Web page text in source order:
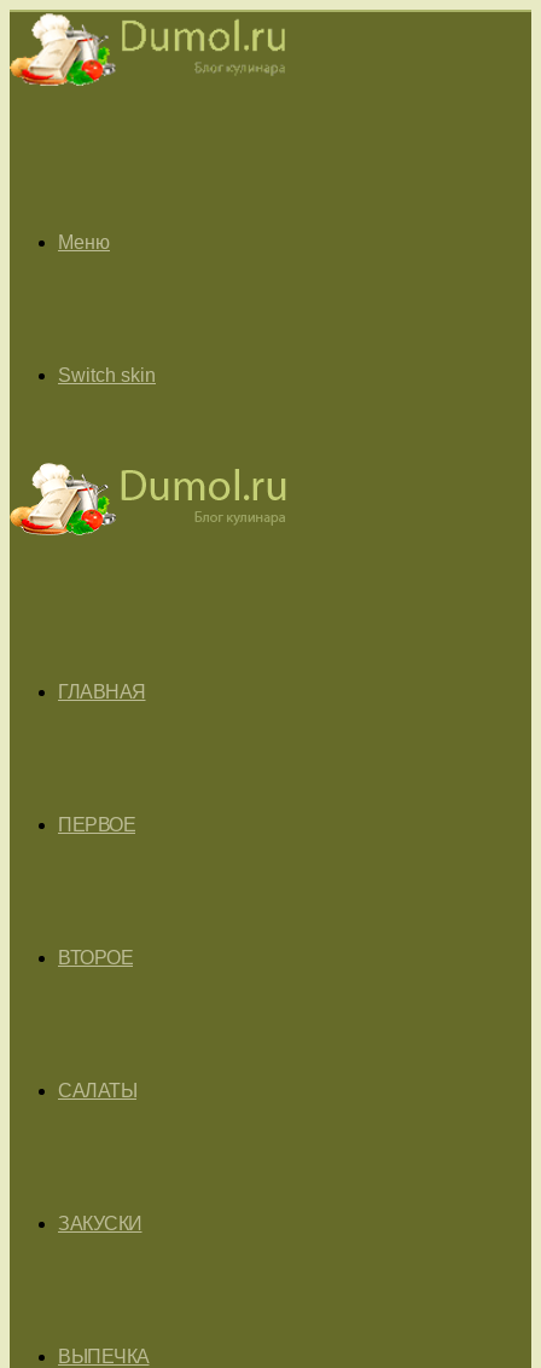
Меню
Switch skin
ГЛАВНАЯ
ПЕРВОЕ
ВТОРОЕ
САЛАТЫ
ЗАКУСКИ
ВЫПЕЧКА